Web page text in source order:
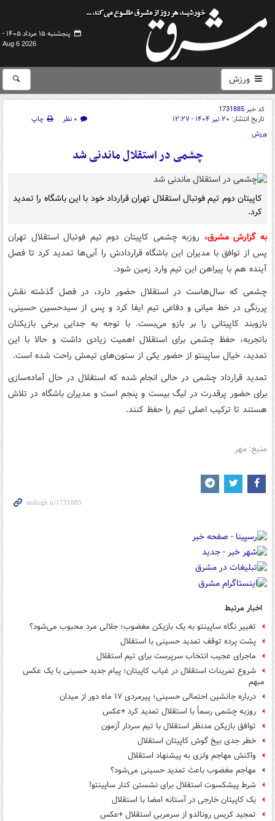
پنجشنبه ۱۵ مرداد ۱۴۰۵ -
Aug 6 2026
ورزش
کد خبر1731885
تاریخ انتشار: ۲۰ تیر ۱۴۰۴ - ۱۲:۲۷ ۰ نظر
چاپ
ورزش
چشمی در استقلال ماندنی شد
کاپیتان دوم تیم فوتبال استقلال تهران قرارداد خود با این باشگاه را تمدید
کرد.
به گزارش مشرق، روزبه چشمی کاپیتان دوم تیم فوتبال استقلال تهران
پس از توافق با مدیران این باشگاه قراردادش را آبی‌ها تمدید کرد تا فصل
آینده هم با پیراهن این تیم وارد زمین شود.
چشمی که سال‌هاست در استقلال حضور دارد، در فصل گذشته نقش
پررنگی در خط میانی و دفاعی تیم ایفا کرد و پس از سیدحسین حسینی،
بازوبند کاپیتانی را بر بازو می‌بست. با توجه به جدایی برخی بازیکنان
باتجربه، حفظ چشمی برای استقلال اهمیت زیادی داشت و حالا با این
تمدید، خیال ساپینتو از حضور یکی از ستون‌های تیمش راحت شده است.
تمدید قرارداد چشمی در حالی انجام شده که استقلال در حال آماده‌سازی
برای حضور پرقدرت در لیگ بیست و پنجم است و مدیران باشگاه در تلاش
هستند تا ترکیب اصلی تیم را حفظ کنند.
منبع: مهر
اخبار مرتبط
تغییر نگاه ساپینتو به یک بازیکن مغضوب؛ جلالی مرد محبوب می‌شود؟
پشت پرده توقف تمدید حسینی با استقلال
ماجرای عجیب انتخاب سرپرست برای تیم استقلال
شروع تمرینات استقلال در غیاب کاپیتان؛ پیام جدید حسینی با یک عکس
مبهم
درباره جانشین احتمالی حسینی؛ پیرمردی ۱۷ ماه دور از میدان
روزبه چشمی رسماً با استقلال تمدید کرد +عکس
توافق بازیکن مدنظر استقلال با تیم سردار آزمون
خطر جدی بیخ گوش کاپیتان استقلال
واکنش مهاجم ولزی به پیشنهاد استقلال
مهاجم مغضوب باعث تمدید حسینی می‌شود؟
شرط پیشکسوت استقلال برای نشستن کنار ساپینتو!
یک کاپیتان خارجی در آستانه امضا با استقلال
تمجید کریس رونالدو از سرمربی استقلال +عکس